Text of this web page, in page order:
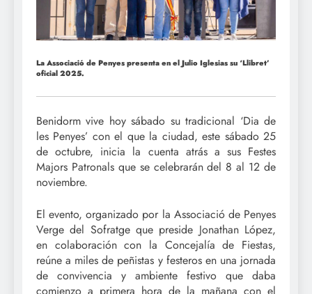
La Associació de Penyes presenta en el Julio Iglesias su ‘Llibret’
oficial 2025.
Benidorm vive hoy sábado su tradicional ‘Dia de
les Penyes’ con el que la ciudad, este sábado 25
de octubre, inicia la cuenta atrás a sus Festes
Majors Patronals que se celebrarán del 8 al 12 de
noviembre.
El evento, organizado por la Associació de Penyes
Verge del Sofratge que preside Jonathan López,
en colaboración con la Concejalía de Fiestas,
reúne a miles de peñistas y festeros en una jornada
de convivencia y ambiente festivo que daba